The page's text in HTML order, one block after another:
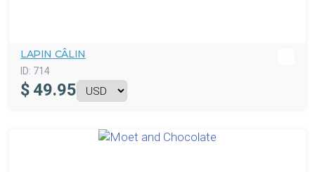
LAPIN CÂLIN
ID: 714
$ 49.95